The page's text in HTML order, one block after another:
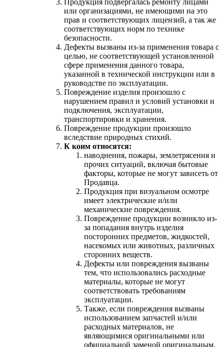
или организациями, не имеющими на это
прав и соответствующих лицензий, а так же
соответствующих норм по технике
безопасности.
Дефекты вызваны из-за применения товара с
целью, не соответствующей установленной
сфере применения данного товара,
указанной в технической инструкции или в
руководстве по эксплуатации.
Повреждение изделия произошло с
нарушением правил и условий установки и
подключения, эксплуатации,
транспортировки и хранения.
Повреждение продукции произошло
вследствие природных стихий.
К коим относятся:
наводнения, пожары, землетрясения и
прочих ситуаций, включая бытовые
факторы, которые не могут зависеть от
Продавца.
Продукция при визуальном осмотре
имеет электрические и/или
механические повреждения.
Повреждение продукции возникло из-
за попадания внутрь изделия
посторонних предметов, жидкостей,
насекомых или животных, различных
сторонних веществ.
Дефекты или повреждения вызваны
тем, что использовались расходные
материалы, которые не могут
соответствовать требованиям
эксплуатации.
Также, если повреждения вызваны
использованием запчастей и/или
расходных материалов, не
являющимися оригинальными или
официальной заменой оригинальным.